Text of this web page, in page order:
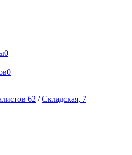
0
0
62 /Складская, 7